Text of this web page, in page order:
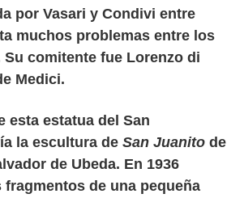
por Vasari y Condivi entre
muchos problemas entre los
comitente fue Lorenzo di
Medici.
esta estatua del San
la escultura de San Juanito de
de Ubeda. En 1936
de una pequeña